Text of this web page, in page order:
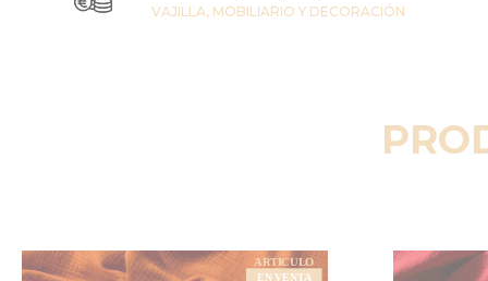
VAJILLA, MOBILIARIO Y DECORACIÓN